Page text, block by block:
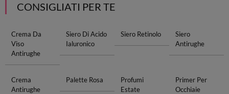
CONSIGLIATI PER TE
Crema Da
Viso
Antirughe
Siero Di Acido
Ialuronico
Siero Retinolo
Siero
Antirughe
Crema
Antirughe
Palette Rosa
Profumi
Estate
Primer Per
Occhiaie